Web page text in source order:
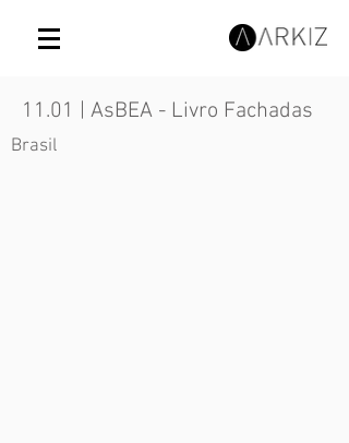
11.01 | AsBEA - Livro Fachadas
Brasil